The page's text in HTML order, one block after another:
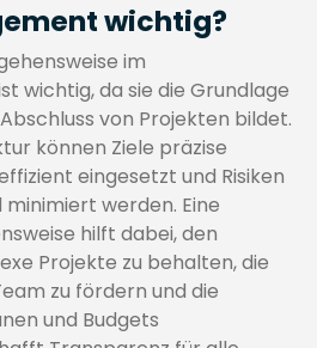
wichtig?
im
wichtig, da sie die Grundlage
von Projekten bildet.
können Ziele präzise
eingesetzt und Risiken
werden. Eine
hilft dabei, den
Projekte zu behalten, die
zu fördern und die
und Budgets